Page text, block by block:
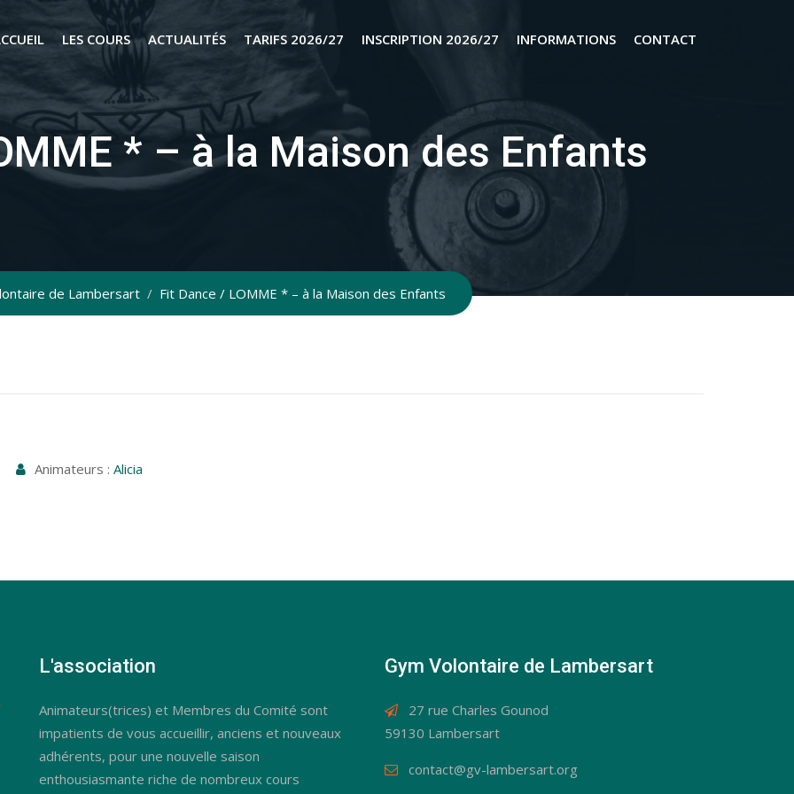
LES COURS ACTUALITÉS TARIFS 2026/27 INSCRIPTION 2026/27 INFORMATIONS CONTACT
* – à la Maison des Enfants
de Lambersart / Fit Dance / LOMME * – à la Maison des Enfants
Animateurs : Alicia
L'association
Animateurs(trices) et Membres du Comité sont
impatients de vous accueillir, anciens et nouveaux
adhérents, pour une nouvelle saison
enthousiasmante riche de nombreux cours
Gym Volontaire de Lambersart
27 rue Charles Gounod
59130 Lambersart
contact@gv-lambersart.org